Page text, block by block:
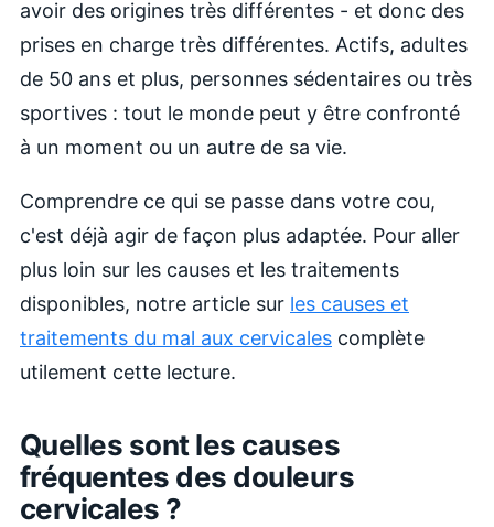
avoir des origines très différentes - et donc des
prises en charge très différentes. Actifs, adultes
de 50 ans et plus, personnes sédentaires ou très
sportives : tout le monde peut y être confronté
à un moment ou un autre de sa vie.
Comprendre ce qui se passe dans votre cou,
c'est déjà agir de façon plus adaptée. Pour aller
plus loin sur les causes et les traitements
disponibles, notre article sur les causes et
traitements du mal aux cervicales complète
utilement cette lecture.
Quelles sont les causes
fréquentes des douleurs
cervicales ?